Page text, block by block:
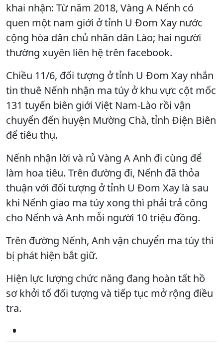
khai nhận: Từ năm 2018, Vàng A Nếnh có
quen một nam giới ở tỉnh U Đom Xay nước
cộng hòa dân chủ nhân dân Lào; hai người
thường xuyên liên hệ trên facebook.
Chiều 11/6, đối tượng ở tỉnh U Đom Xay nhắn
tin thuê Nếnh nhận ma túy ở khu vực cột mốc
131 tuyến biên giới Việt Nam-Lào rồi vận
chuyển đến huyện Mường Chà, tỉnh Điện Biên
để tiêu thụ.
Nếnh nhận lời và rủ Vàng A Anh đi cùng để
làm hoa tiêu. Trên đường đi, Nếnh đã thỏa
thuận với đối tượng ở tỉnh U Đom Xay là sau
khi Nếnh giao ma túy xong thì phải trả công
cho Nếnh và Anh mỗi người 10 triệu đồng.
Trên đường Nếnh, Anh vận chuyển ma túy thì
bị phát hiện bắt giữ.
Hiện lực lượng chức năng đang hoàn tất hồ
sơ khởi tố đối tượng và tiếp tục mở rộng điều
tra.